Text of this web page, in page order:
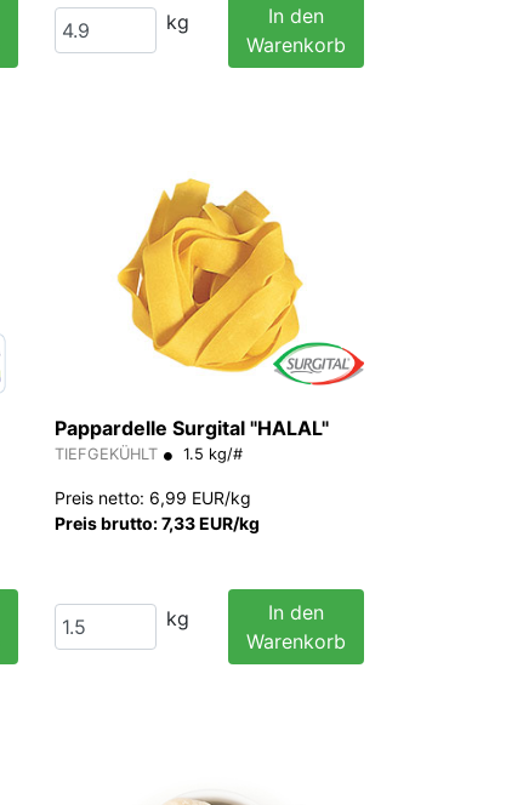
kg
In den
Warenkorb
Pappardelle Surgital "HALAL"
TIEFGEKÜHLT 1.5 kg/#
Preis netto: 6,99 EUR/kg
Preis brutto: 7,33 EUR/kg
kg
In den
Warenkorb